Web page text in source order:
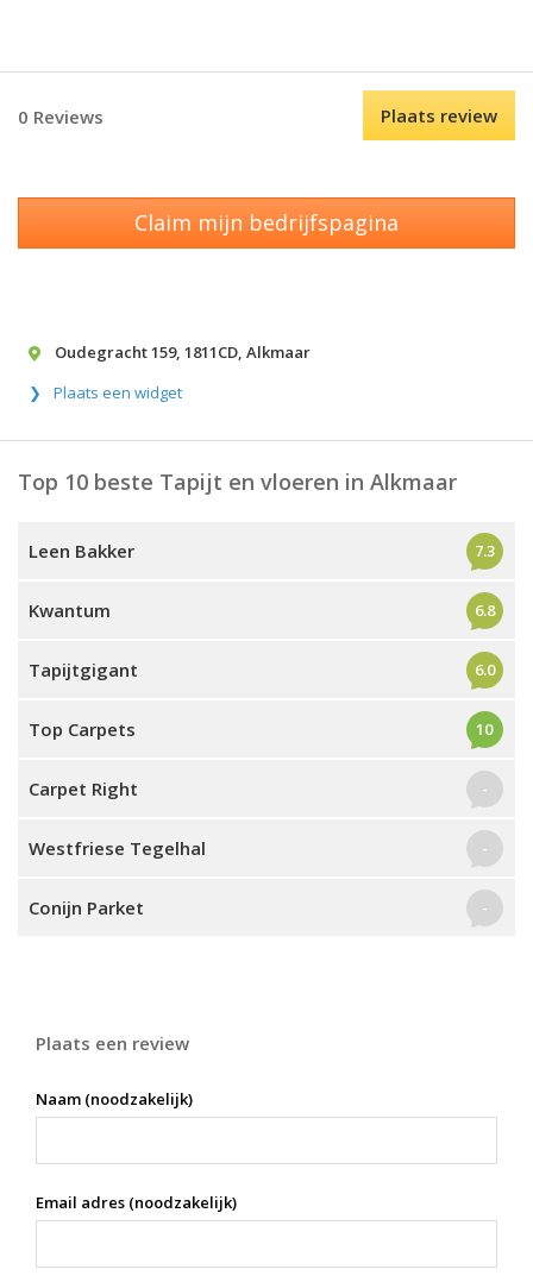
0 Reviews Plaats review
Claim mijn bedrijfspagina
Oudegracht 159, 1811CD, Alkmaar
Plaats een widget
Top 10 beste Tapijt en vloeren in Alkmaar
Leen Bakker 7.3
Kwantum 6.8
Tapijtgigant 6.0
Top Carpets 10
Carpet Right -
Westfriese Tegelhal -
Conijn Parket -
Plaats een review
Naam (noodzakelijk)
Email adres (noodzakelijk)